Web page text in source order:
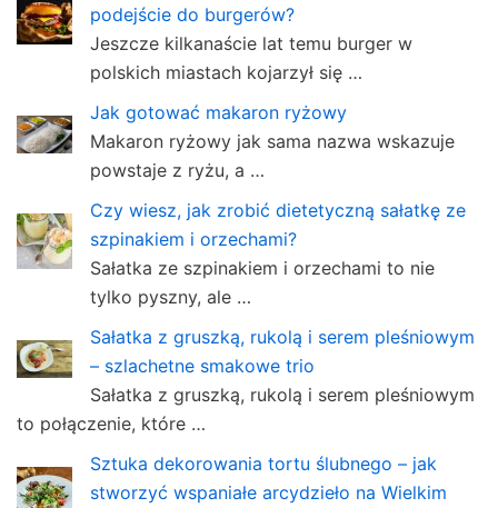
podejście do burgerów?
Jeszcze kilkanaście lat temu burger w
polskich miastach kojarzył się …
Jak gotować makaron ryżowy
Makaron ryżowy jak sama nazwa wskazuje
powstaje z ryżu, a …
Czy wiesz, jak zrobić dietetyczną sałatkę ze
szpinakiem i orzechami?
Sałatka ze szpinakiem i orzechami to nie
tylko pyszny, ale …
Sałatka z gruszką, rukolą i serem pleśniowym
– szlachetne smakowe trio
Sałatka z gruszką, rukolą i serem pleśniowym
to połączenie, które …
Sztuka dekorowania tortu ślubnego – jak
stworzyć wspaniałe arcydzieło na Wielkim